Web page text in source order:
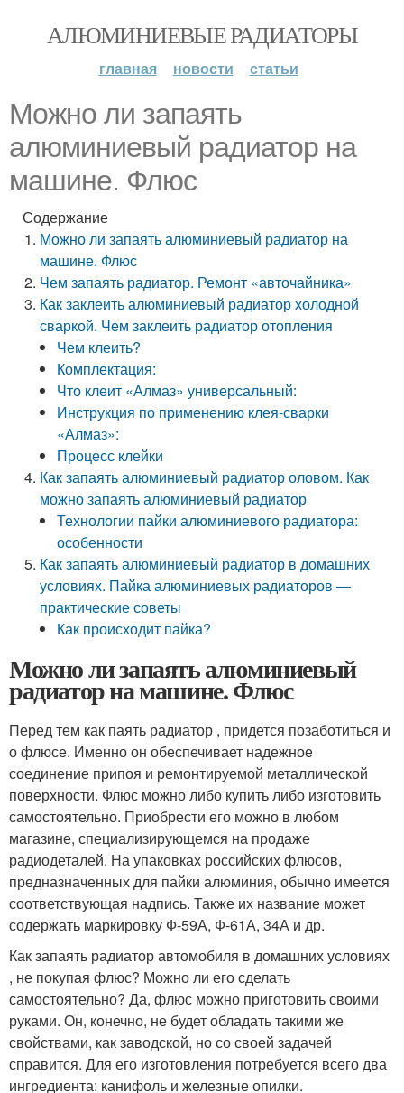
АЛЮМИНИЕВЫЕ РАДИАТОРЫ
главная новости статьи
Можно ли запаять
алюминиевый радиатор на
машине. Флюс
Содержание
Можно ли запаять алюминиевый радиатор на
машине. Флюс
Чем запаять радиатор. Ремонт «авточайника»
Как заклеить алюминиевый радиатор холодной
сваркой. Чем заклеить радиатор отопления
Чем клеить?
Комплектация:
Что клеит «Алмаз» универсальный:
Инструкция по применению клея-сварки
«Алмаз»:
Процесс клейки
Как запаять алюминиевый радиатор оловом. Как
можно запаять алюминиевый радиатор
Технологии пайки алюминиевого радиатора:
особенности
Как запаять алюминиевый радиатор в домашних
условиях. Пайка алюминиевых радиаторов —
практические советы
Как происходит пайка?
Можно ли запаять алюминиевый
радиатор на машине. Флюс
Перед тем как паять радиатор , придется позаботиться и
о флюсе. Именно он обеспечивает надежное
соединение припоя и ремонтируемой металлической
поверхности. Флюс можно либо купить либо изготовить
самостоятельно. Приобрести его можно в любом
магазине, специализирующемся на продаже
радиодеталей. На упаковках российских флюсов,
предназначенных для пайки алюминия, обычно имеется
соответствующая надпись. Также их название может
содержать маркировку Ф-59А, Ф-61А, 34А и др.
Как запаять радиатор автомобиля в домашних условиях
, не покупая флюс? Можно ли его сделать
самостоятельно? Да, флюс можно приготовить своими
руками. Он, конечно, не будет обладать такими же
свойствами, как заводской, но со своей задачей
справится. Для его изготовления потребуется всего два
ингредиента: канифоль и железные опилки.